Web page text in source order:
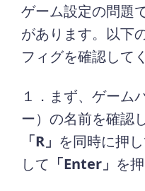
ゲーム設定の問題
があります。以下
フィグを確認して
１．まず、ゲーム
ー）の名前を確認
「R」 を同時に押し
して 「Enter」 を